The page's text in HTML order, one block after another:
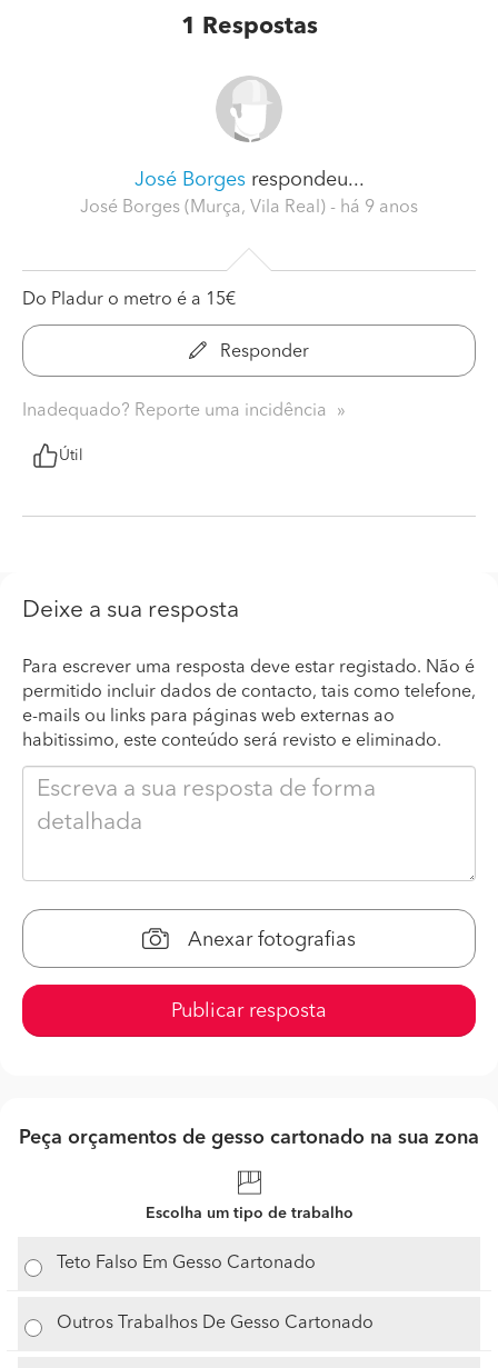
1 Respostas
José Borgesrespondeu...
José Borges (Murça, Vila Real) - há 9 anos
Do Pladur o metro é a 15€
Responder
Inadequado? Reporte uma incidência
Útil
Deixe a sua resposta
Para escrever uma resposta deve estar registado. Não é
permitido incluir dados de contacto, tais como telefone,
e-mails ou links para páginas web externas ao
habitissimo, este conteúdo será revisto e eliminado.
Anexar fotografias
Publicar resposta
Peça orçamentos de gesso cartonado na sua zona
Escolha um tipo de trabalho
Teto Falso Em Gesso Cartonado
Outros Trabalhos De Gesso Cartonado